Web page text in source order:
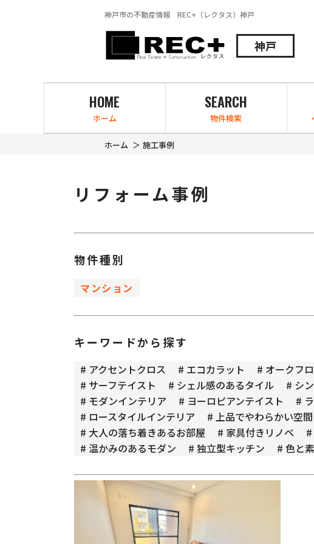
神戸市の不動産情報 REC+（レクタス）神戸
神戸
HOME
ホーム
SEARCH
物件検索
ホーム 施工事例
リフォーム事例
物件種別
マンション
キーワードから探す
# アクセントクロス # エコカラット # オークフ
# サーフテイスト
# シェル感のあるタイル # シ
# モダンインテリア
# ヨーロピアンテイスト #
# ロースタイルインテリア
# 上品でやわらかい空間
# 大人の落ち着きあるお部屋
# 家具付きリノベ
# 温かみのあるモダン
# 独立型キッチン # 色と